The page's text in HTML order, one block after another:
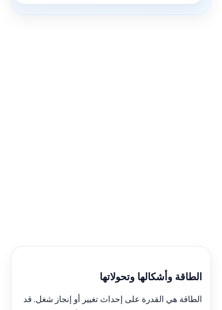
الطاقة وأشكالها وتحولاتها
الطاقة هي القدرة على إحداث تغيير أو إنجاز شغل. قد